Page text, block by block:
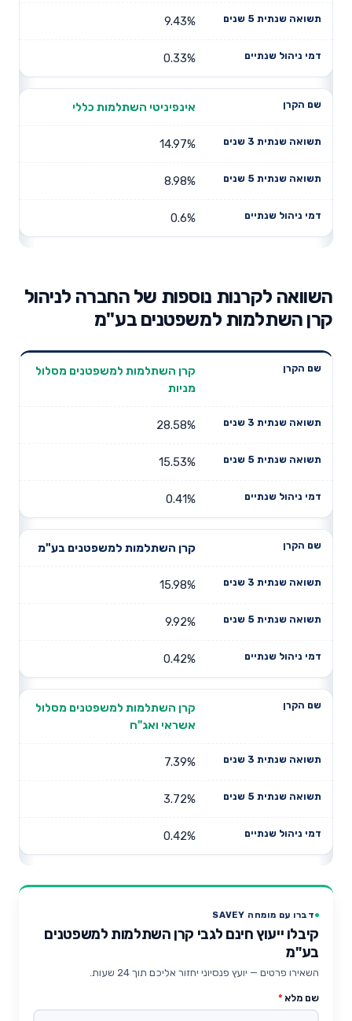
9.43%
0.33%
אינפיניטי השתלמות כללי
14.97%
8.98%
0.6%
השוואה לקרנות נוספות של החברה לניהול
קרן השתלמות למשפטנים בע"מ
שנתית 3
תשואה
דמי ניהול
קרן השתלמות למשפטנים מסלול
מניות
28.58%
15.53%
0.41%
קרן השתלמות למשפטנים בע"מ
15.98%
9.92%
0.42%
קרן השתלמות למשפטנים מסלול
אשראי ואג"ח
7.39%
3.72%
0.42%
דברו עם מומחה SAVEY
קיבלו ייעוץ חינם לגבי קרן השתלמות למשפטנים
בע"מ
השאירו פרטים — יועץ פנסיוני יחזור אליכם תוך 24 שעות.
שם מלא *